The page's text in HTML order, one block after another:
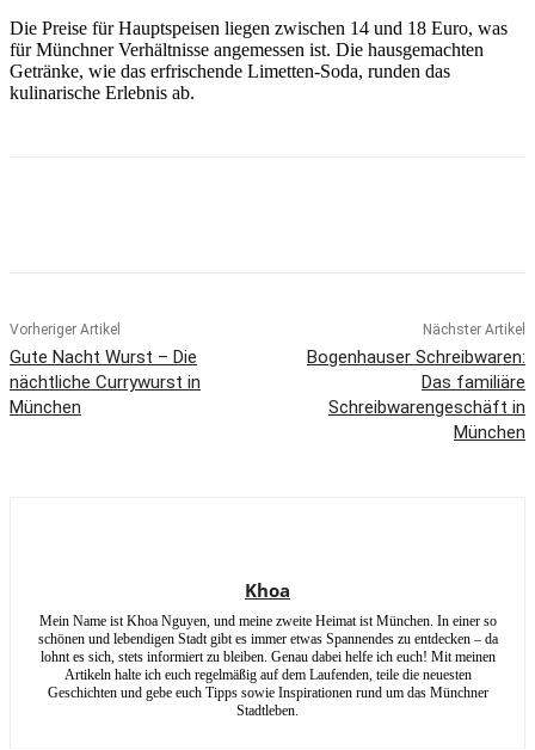
Die Preise für Hauptspeisen liegen zwischen 14 und 18 Euro, was
für Münchner Verhältnisse angemessen ist. Die hausgemachten
Getränke, wie das erfrischende Limetten-Soda, runden das
kulinarische Erlebnis ab.
Vorheriger Artikel
Gute Nacht Wurst – Die
nächtliche Currywurst in
München
Nächster Artikel
Bogenhauser Schreibwaren:
Das familiäre
Schreibwarengeschäft in
München
Khoa
Mein Name ist Khoa Nguyen, und meine zweite Heimat ist München. In einer so
schönen und lebendigen Stadt gibt es immer etwas Spannendes zu entdecken – da
lohnt es sich, stets informiert zu bleiben. Genau dabei helfe ich euch! Mit meinen
Artikeln halte ich euch regelmäßig auf dem Laufenden, teile die neuesten
Geschichten und gebe euch Tipps sowie Inspirationen rund um das Münchner
Stadtleben.